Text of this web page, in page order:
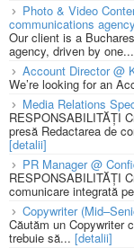
Photo & Video
communications
Our client is a
agency, driven by one...
Account Director @
We’re looking for an
Media Relations
RESPONSABILITĂȚI
presă Redactarea de
[detalii]
PR Manager @
RESPONSABILITĂȚI
comunicare integrată
Copywriter
Căutăm un Copywriter
trebuie să... [detalii]